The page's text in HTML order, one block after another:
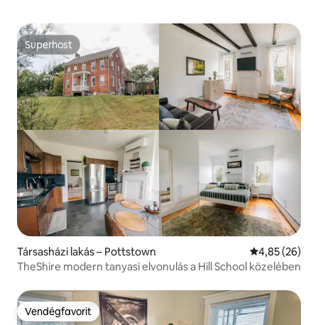
Superhost
Superhost
Társasházi lakás – Pottstown Átlagos
4,85 (26)
TheShire modern tanyasi elvonulás a Hill School közelében
Vendégfavorit
Vendégfavorit